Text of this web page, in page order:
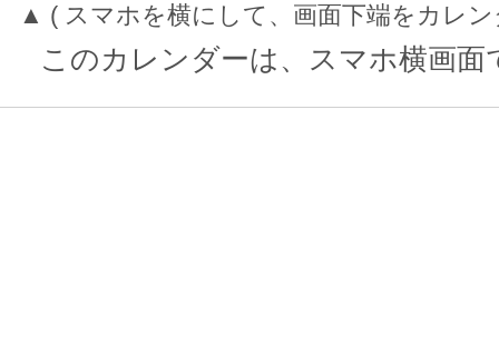
▲ ( スマホを横にして、画面下端をカレ
このカレンダーは、スマホ横画面